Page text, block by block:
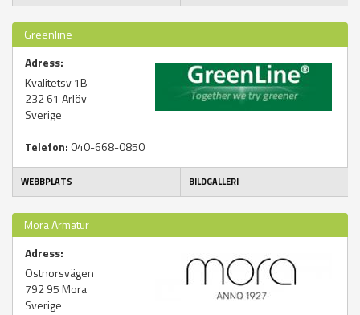
Greenline
Adress:
Kvalitetsv 1B
232 61 Arlöv
Sverige
Telefon: 040-668-0850
WEBBPLATS BILDGALLERI
Mora Armatur
Adress:
Östnorsvägen
792 95Mora
Sverige